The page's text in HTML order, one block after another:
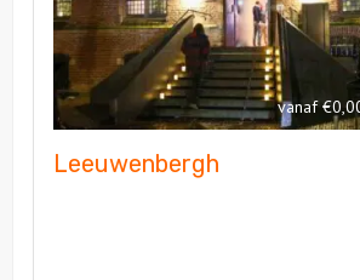
vanaf
Leeuwenbergh